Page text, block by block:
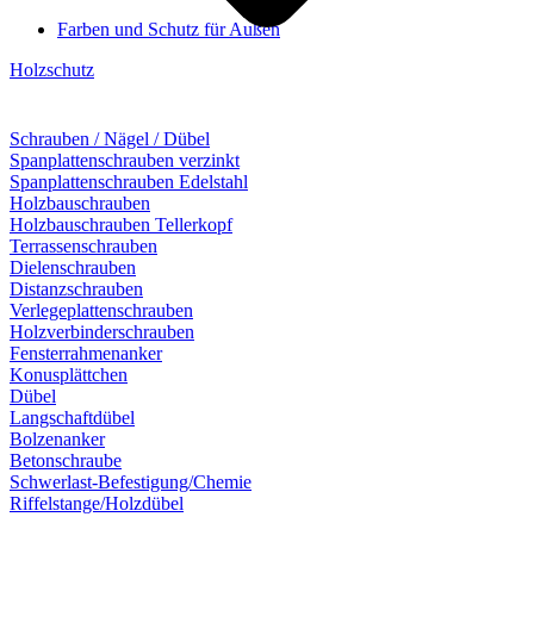
Farben und Schutz für Außen
Holzschutz
Schrauben / Nägel / Dübel
Spanplattenschrauben verzinkt
Spanplattenschrauben Edelstahl
Holzbauschrauben
Holzbauschrauben Tellerkopf
Terrassenschrauben
Dielenschrauben
Distanzschrauben
Verlegeplattenschrauben
Holzverbinderschrauben
Fensterrahmenanker
Konusplättchen
Dübel
Langschaftdübel
Bolzenanker
Betonschraube
Schwerlast-Befestigung/Chemie
Riffelstange/Holzdübel